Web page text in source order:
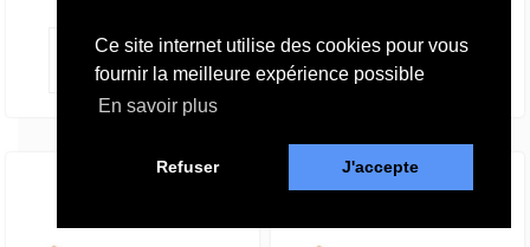
Ce site internet utilise des cookies pour vous
fournir la meilleure expérience possible
En savoir plus
Refuser J'accepte